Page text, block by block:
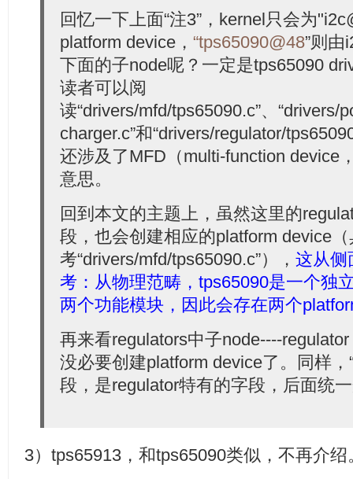
                         tps65090_dcdc2_reg: dcdc2 {
                                 regulator-name =
                                 regulator-always-on;
                                 regulator-boot-on;
                         };
                         ...
                 }
         }
}
回忆一下上面“注3”，kernel只会为
platform device， “tps65090@48”则由
下面的子node呢？一定是tps65090
读者可以阅
读“drivers/mfd/tps65090.c”、“drivers/
charger.c”和“drivers/regulator/
还涉及了MFD（multi-function device
意思。
回到本文的主题上，虽然这里的
段，也会创建相应的platform device
考“drivers/mfd/tps65090.c”）， 这从侧
考：从物理范畴，tps65090是一个独
两个功能模块，因此会存在两个
再来看regulators中子node----
没必要创建platform device了。同样，
段，是regulator特有的字段，后面统
3）tps65913，和tps65090类似，不再介绍